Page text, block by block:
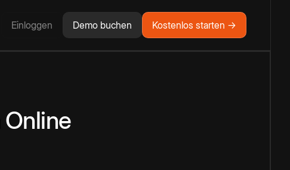
Einloggen Demo buchen Kostenlos starten →
Online